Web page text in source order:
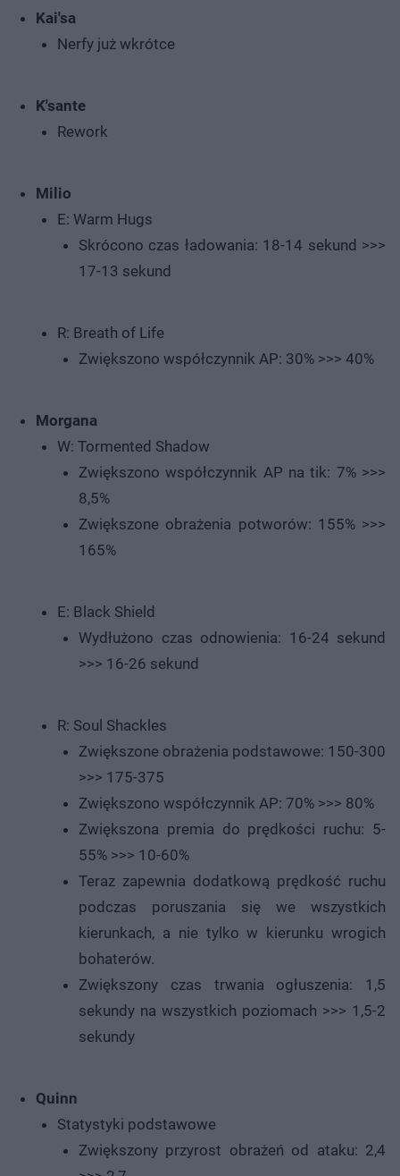
Kai'sa
Nerfy już wkrótce
K'sante
Rework
Milio
E: Warm Hugs
Skrócono czas ładowania: 18-14 sekund >>>
17-13 sekund
R: Breath of Life
Zwiększono współczynnik AP: 30% >>> 40%
Morgana
W: Tormented Shadow
Zwiększono współczynnik AP na tik: 7% >>>
8,5%
Zwiększone obrażenia potworów: 155% >>>
165%
E: Black Shield
Wydłużono czas odnowienia: 16-24 sekund
>>> 16-26 sekund
R: Soul Shackles
Zwiększone obrażenia podstawowe: 150-300
>>> 175-375
Zwiększono współczynnik AP: 70% >>> 80%
Zwiększona premia do prędkości ruchu: 5-
55% >>> 10-60%
Teraz zapewnia dodatkową prędkość ruchu
podczas poruszania się we wszystkich
kierunkach, a nie tylko w kierunku wrogich
bohaterów.
Zwiększony czas trwania ogłuszenia: 1,5
sekundy na wszystkich poziomach >>> 1,5-2
sekundy
Quinn
Statystyki podstawowe
Zwiększony przyrost obrażeń od ataku: 2,4